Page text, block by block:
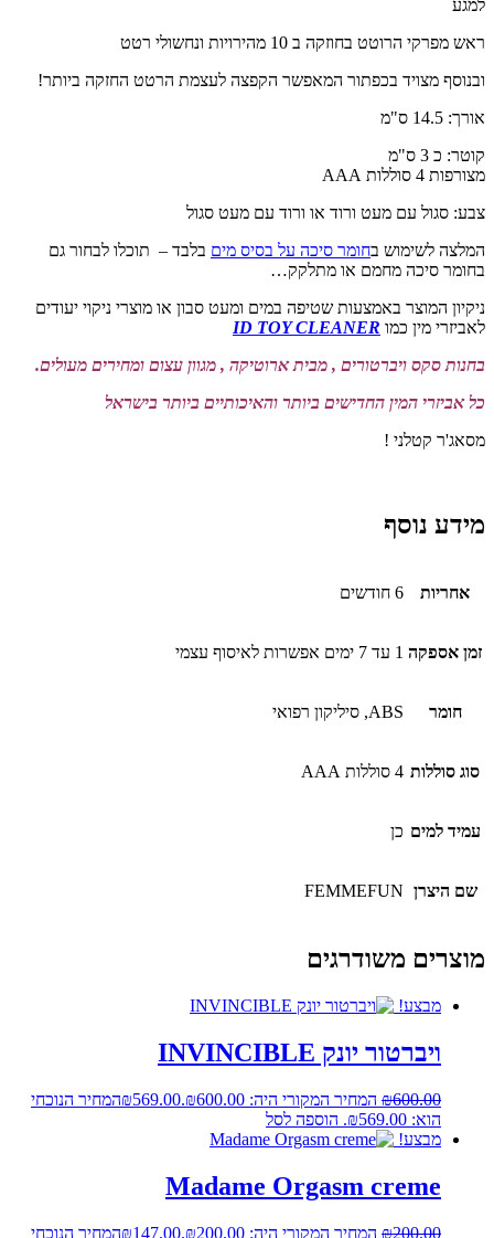
למגע
ראש מפרקי הרוטט בחוזקה ב 10 מהירויות ונחשולי רטט
ובנוסף מצויד בכפתור המאפשר הקפצה לעצמת הרטט החזקה ביותר!
אורך: 14.5 ס"מ
קוטר: כ 3 ס"מ
מצורפות 4 סוללות AAA
צבע: סגול עם מעט ורוד או ורוד עם מעט סגול
המלצה לשימוש בחומר סיכה על בסיס מים בלבד – תוכלו לבחור גם
בחומר סיכה מחמם או מתלקק…
ניקיון המוצר באמצעות שטיפה במים ומעט סבון או מוצרי ניקוי יעודים
לאביזרי מין כמו ID TOY CLEANER
בחנות סקס ויברטורים , מבית ארוטיקה , מגוון עצום ומחירים מעולים.
כל אביזרי המין החדישים ביותר והאיכותיים ביותר בישראל
מסאג'ר קטלני !
מידע נוסף
אחריות 6 חודשים
זמן אספקה 1 עד 7 ימים אפשרות לאיסוף עצמי
חומר ABS, סיליקון רפואי
סוג סוללות 4 סוללות AAA
עמיד למים כן
שם היצרן FEMMEFUN
מוצרים משודרגים
מבצע!
ויברטור יונק INVINCIBLE
₪600.00 המחיר המקורי היה: ₪600.00. ₪569.00
המחיר הנוכחי
הוא: ₪569.00.
הוספה לסל
מבצע!
Madame Orgasm creme
₪200.00 המחיר המקורי היה: ₪200.00. ₪147.00 המחיר הנוכחי